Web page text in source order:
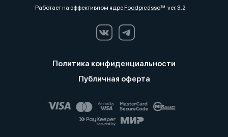
Работает на эффективном ядреFoodpicássover. 3.2
Политика конфиденциальности
Публичная оферта